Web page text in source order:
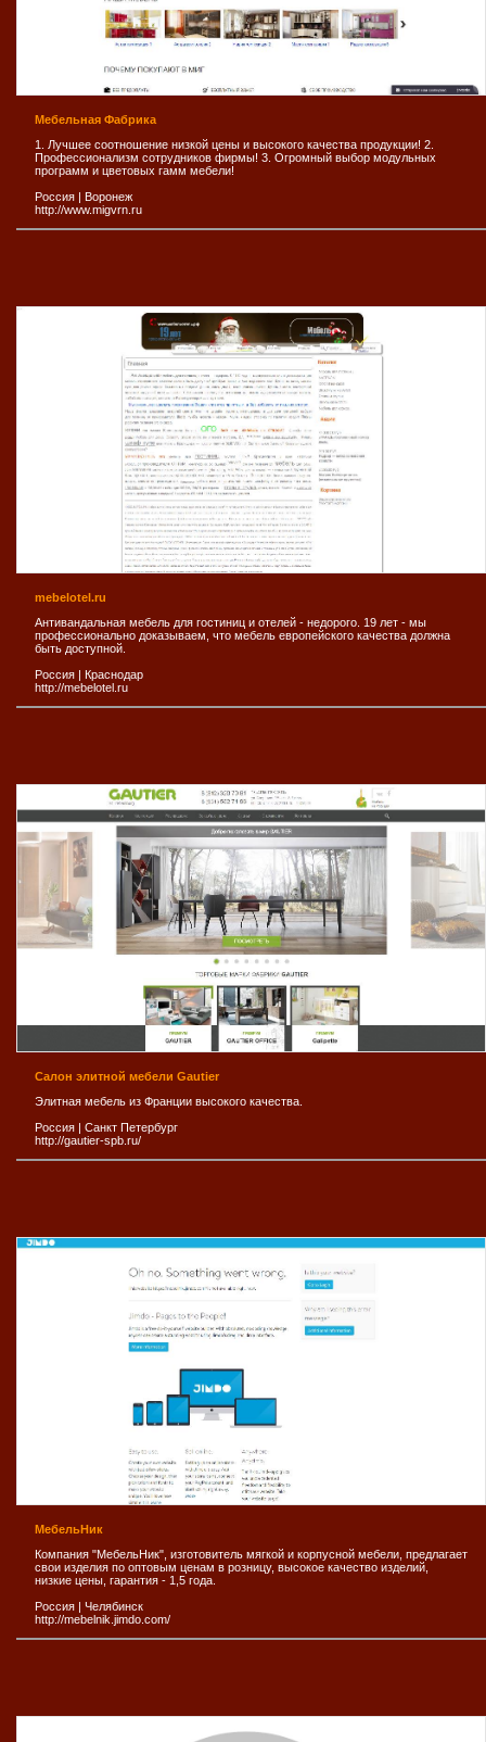
Мебельная Фабрика
1. Лучшее соотношение низкой цены и высокого качества продукции! 2.
Профессионализм сотрудников фирмы! 3. Огромный выбор модульных
программ и цветовых гамм мебели!
Россия | Воронеж
http://www.migvrn.ru
mebelotel.ru
Антивандальная мебель для гостиниц и отелей - недорого. 19 лет - мы
профессионально доказываем, что мебель европейского качества должна
быть доступной.
Россия
Краснодар
http://mebelotel.ru
Салон элитной мебели Gautier
Элитная мебель из Франции высокого качества.
Россия
Санкт Петербург
http://gautier-spb.ru/
МебельНик
Компания "МебельНик", изготовитель мягкой и корпусной мебели, предлагает
свои изделия по оптовым ценам в розницу, высокое качество изделий,
низкие цены, гарантия - 1,5 года.
Россия | Челябинск
http://mebelnik.jimdo.com/